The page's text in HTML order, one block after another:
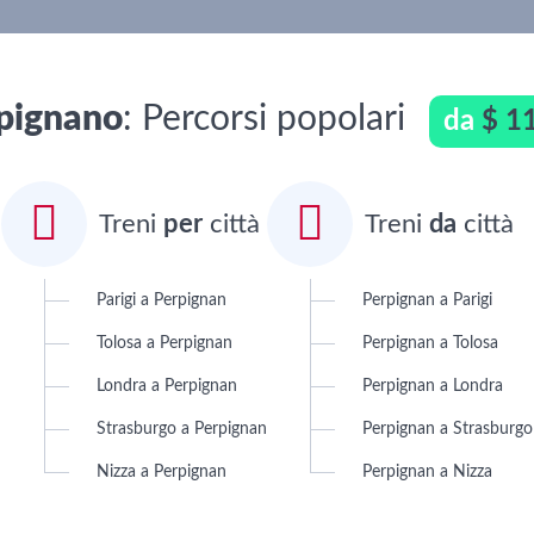
: Percorsi popolari da $
 Treni per città
Parigi a Perpignan
Tolosa a Perpignan
Londra a Perpignan
Strasburgo a Perpignan
Nizza a Perpignan
 Treni da città
Perpignan a Parigi
Perpignan a Tolosa
Perpignan a Londra
Perpignan a Strasburgo
Perpignan a Nizza